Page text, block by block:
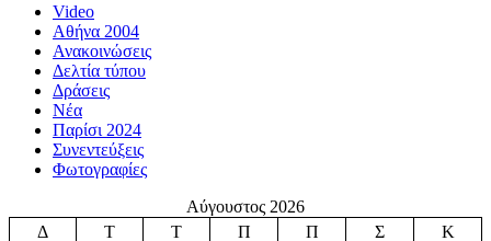
Video
Αθήνα 2004
Ανακοινώσεις
Δελτία τύπου
Δράσεις
Νέα
Παρίσι 2024
Συνεντεύξεις
Φωτογραφίες
Αύγουστος 2026
Δ
Τ Τ Π Π Σ Κ